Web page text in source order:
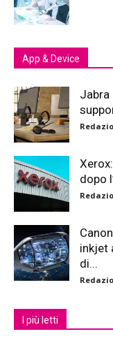
App & Device
Jabra
dopo
inkjet
di...
I più letti